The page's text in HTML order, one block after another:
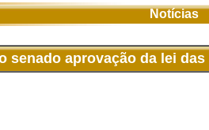
Notícias
senado aprovação da lei